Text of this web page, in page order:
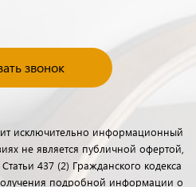
звонок
исключительно информационный
не является публичной офертой,
437 (2) Гражданского кодекса
подробной информации о